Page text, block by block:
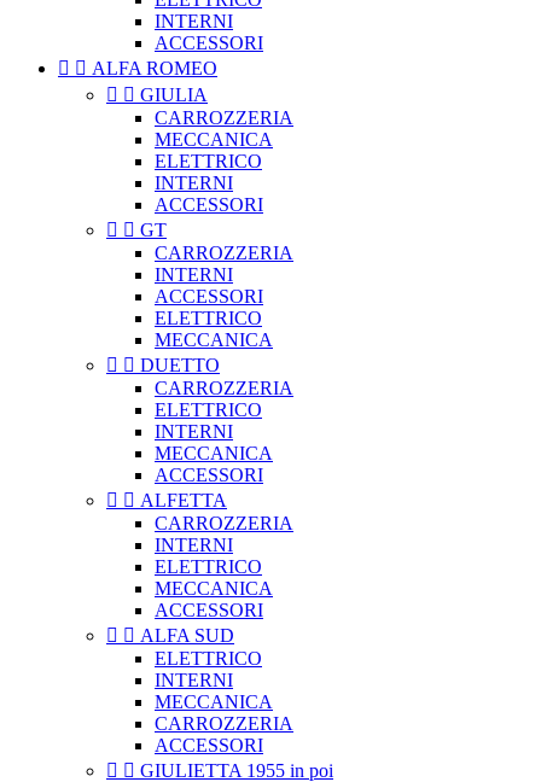
INTERNI
ACCESSORI
  ALFA ROMEO
  GIULIA
CARROZZERIA
MECCANICA
ELETTRICO
INTERNI
ACCESSORI
  GT
CARROZZERIA
INTERNI
ACCESSORI
ELETTRICO
MECCANICA
  DUETTO
CARROZZERIA
ELETTRICO
INTERNI
MECCANICA
ACCESSORI
  ALFETTA
CARROZZERIA
INTERNI
ELETTRICO
MECCANICA
ACCESSORI
  ALFA SUD
ELETTRICO
INTERNI
MECCANICA
CARROZZERIA
ACCESSORI
  GIULIETTA 1955 in poi